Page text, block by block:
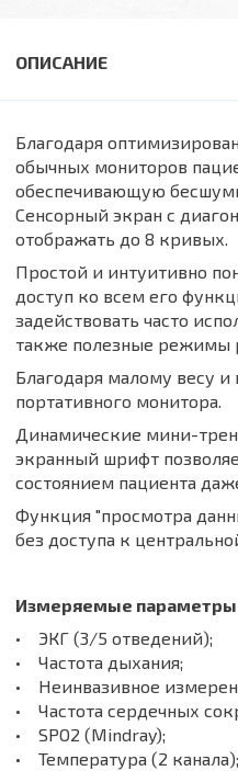
Благодаря
обычных мониторов
обеспечивающую
Сенсорный экран с
отображать до 8 кривых.
Простой и интуитивно
доступ ко всем его
задействовать часто
также полезные режимы
Благодаря малому весу и
портативного монитора.
Динамические мини-
экранный шрифт
состоянием пациента
Функция "просмотра
без доступа к
Измеряемые параметры
• ЭКГ (3/5 отведений);
• Частота дыхания;
• Неинвазивное
• Частота сердечных
• SPO2 (Mindray);
• Температура (2 канала);